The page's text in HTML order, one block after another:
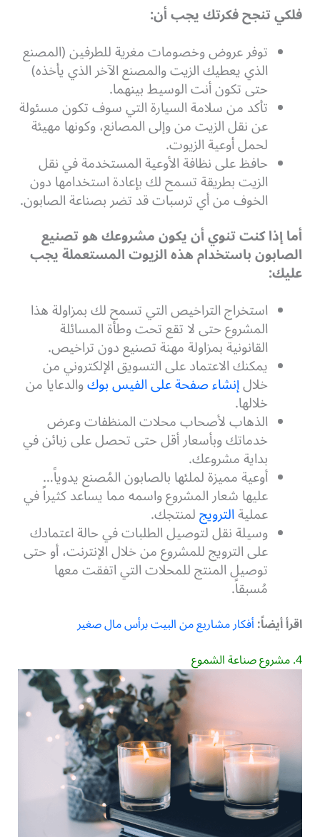
فلكي تنجح فكرتك يجب أن:
توفر عروض وخصومات مغرية للطرفين (المصنع
الذي يعطيك الزيت والمصنع الآخر الذي يأخذه)
حتى تكون أنت الوسيط بينهما.
تأكد من سلامة السيارة التي سوف تكون مسئولة
عن نقل الزيت من وإلى المصانع، وكونها مهيئة
لحمل أوعية الزيوت.
حافظ على نظافة الأوعية المستخدمة في نقل
الزيت بطريقة تسمح لك بإعادة استخدامها دون
الخوف من أي ترسبات قد تضر بصناعة الصابون.
أما إذا كنت تنوي أن يكون مشروعك هو تصنيع
الصابون باستخدام هذه الزيوت المستعملة يجب
عليك:
استخراج التراخيص التي تسمح لك بمزاولة هذا
المشروع حتى لا تقع تحت وطأة المسائلة
القانونية بمزاولة مهنة تصنيع دون تراخيص.
يمكنك الاعتماد على التسويق الإلكتروني من
خلالإنشاء صفحة على الفيس بوكوالدعايا من
خلالها.
الذهاب لأصحاب محلات المنظفات وعرض
خدماتك وبأسعار أقل حتى تحصل على زبائن في
بداية مشروعك.
أوعية مميزة لملئها بالصابون المُصنع يدوياً…
عليها شعار المشروع واسمه مما يساعد كثيراً في
عمليةالترويجلمنتجك.
وسيلة نقل لتوصيل الطلبات في حالة اعتمادك
على الترويج للمشروع من خلال الإنترنت، أو حتى
توصيل المنتج للمحلات التي اتفقت معها
مُسبقاً.
اقرأ أيضاً:أفكار مشاريع من البيت برأس مال صغير
4. مشروع صناعة الشموع